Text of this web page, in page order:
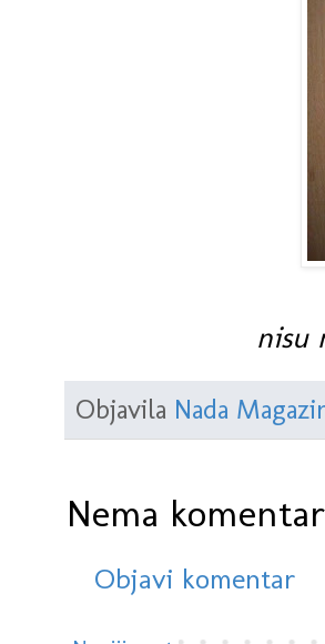
nisu
Objavila Nada
Nema
Objavi komentar